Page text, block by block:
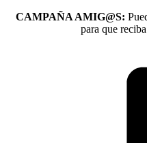
CAMPAÑA AMIG@S:
para que